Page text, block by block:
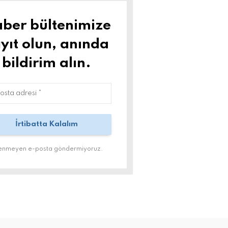
bültenimize
olun, anında
bildirim alın.
e-posta göndermiyoruz.